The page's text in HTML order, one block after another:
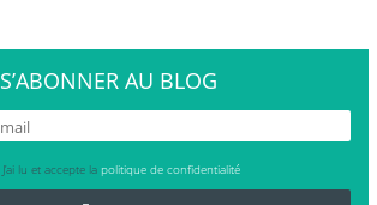
S’ABONNER AU BLOG
J’ai lu et accepte la politique de confidentialité